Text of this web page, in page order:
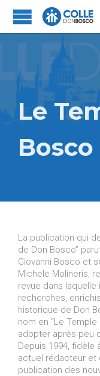
Le
Bosco
La publication qui
de Don Bosco”
Giovanni Bosco et
Michele Molineris,
revue dans
recherches,
historique de Don
nom en “Le
adopter après peu
Depuis 1994, fidèle
actuel rédacteur et
publication des